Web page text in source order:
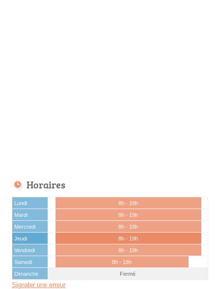
Horaires
Lundi
8h - 19h
Mardi
8h - 19h
Mercredi
8h - 19h
Jeudi
8h - 19h
Vendredi
8h - 19h
Samedi
8h - 18h
Dimanche
Fermé
Signaler une erreur